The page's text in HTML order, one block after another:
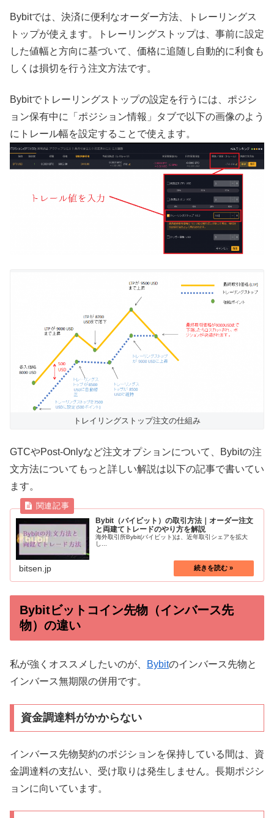
Bybitでは、決済に便利なオーダー方法、トレーリングス
トップが使えます。トレーリングストップは、事前に設定
した値幅と方向に基づいて、価格に追随し自動的に利食も
しくは損切を行う注文方法です。
Bybitでトレーリングストップの設定を行うには、ポジシ
ョン保有中に「ポジション情報」タブで以下の画像のよう
にトレール幅を設定することで使えます。
トレイリングストップ注文の仕組み
GTCやPost-Onlyなど注文オプションについて、Bybitの注
文方法についてもっと詳しい解説は以下の記事で書いてい
ます。
Bybit（バイビット）の取引方法｜オーダー注文
と両建てトレードのやり方を解説
海外取引所Bybit(バイビット)は、近年取引シェアを拡大
し...
bitsen.jp
Bybitビットコイン先物（インバース先
物）の違い
私が強くオススメしたいのが、 Bybitのインバース先物と
インバース無期限の併用です。
資金調達料がかからない
インバース先物契約のポジションを保持している間は、資
金調達料の支払い、受け取りは発生しません。長期ポジシ
ョンに向いています。